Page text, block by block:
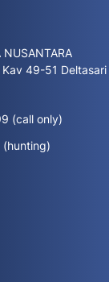
NUSANTARA
49-51 Deltasari
(call only)